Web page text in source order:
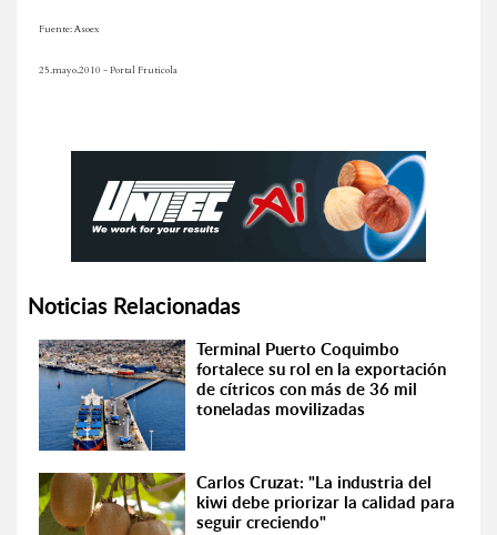
Fuente: Asoex
25.mayo.2010 - Portal Fruticola
Noticias Relacionadas
Terminal Puerto Coquimbo
fortalece su rol en la exportación
de cítricos con más de 36 mil
toneladas movilizadas
Carlos Cruzat: "La industria del
kiwi debe priorizar la calidad para
seguir creciendo"